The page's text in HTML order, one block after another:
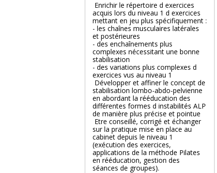
 Enrichir le répertoire d exercices
acquis lors du niveau 1 d exercices
mettant en jeu plus spécifiquement :
- les chaînes musculaires latérales
et postérieures
- des enchaînements plus
complexes nécessitant une bonne
stabilisation
- des variations plus complexes d
exercices vus au niveau 1
 Développer et affiner le concept de
stabilisation lombo-abdo-pelvienne
en abordant la rééducation des
différentes formes d instabilités ALP
de manière plus précise et pointue
 Etre conseillé, corrigé et échanger
sur la pratique mise en place au
cabinet depuis le niveau 1
(exécution des exercices,
applications de la méthode Pilates
en rééducation, gestion des
séances de groupes).